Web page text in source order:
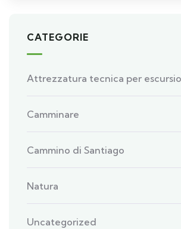
CATEGORIE
Attrezzatura tecnica per
Camminare
Cammino di Santiago
Natura
Uncategorized